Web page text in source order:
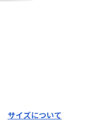
サイズについて